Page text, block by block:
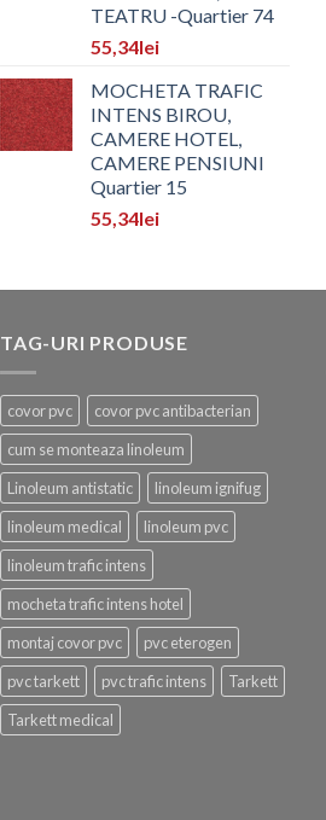
TEATRU -Quartier 74
55,34lei
MOCHETA TRAFIC
INTENS BIROU,
CAMERE HOTEL,
CAMERE PENSIUNI
Quartier 15
55,34lei
TAG-URI PRODUSE
covor pvc
covor pvc antibacterian
cum se monteaza linoleum
Linoleum antistatic
linoleum ignifug
linoleum medical
linoleum pvc
linoleum trafic intens
mocheta trafic intens hotel
montaj covor pvc
pvc eterogen
pvc tarkett
pvc trafic intens
Tarkett
Tarkett medical